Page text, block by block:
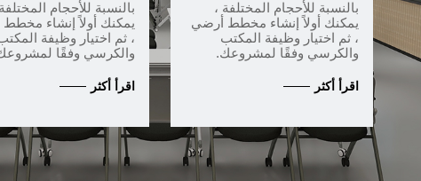
بالنسبة للأحجام المختلفة ،
يمكنك أولاً إنشاء مخطط أرضي
، ثم اختيار وظيفة المكتب
والكرسي وفقًا لمشروعك.
اقرأ أكثر
بالنسبة للأحجام
يمكنك أولاً إنشاء
، ثم اختيار وظيفة
والكرسي وفقًا
اقرأ أكثر